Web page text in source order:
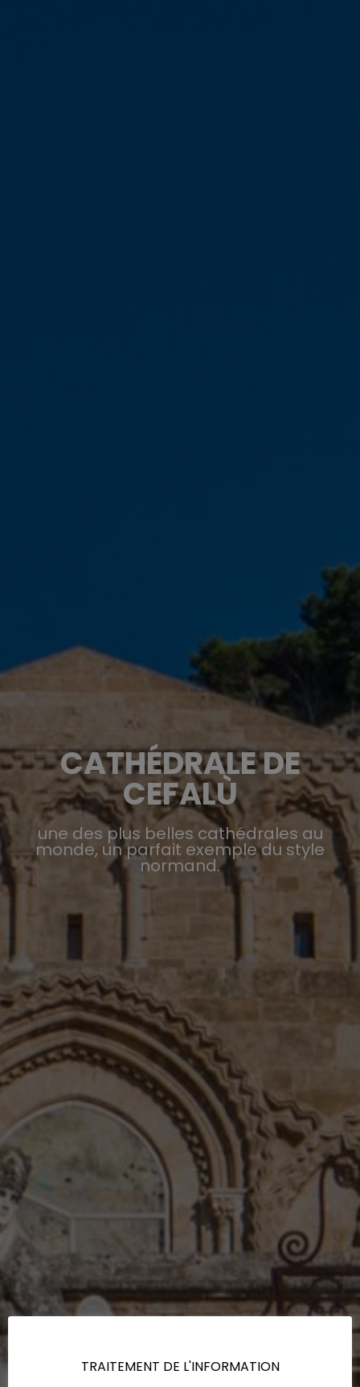
CATHÉDRALE DE
CEFALÙ
une des plus belles cathédrales au
monde, un parfait exemple du style
normand.
TRAITEMENT DE L'INFORMATION